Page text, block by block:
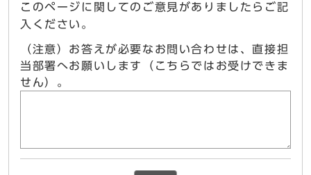
このページに関してのご意見がありましたらご記
入ください。
（注意）お答えが必要なお問い合わせは、直接担
当部署へお願いします（こちらではお受けできま
せん）。